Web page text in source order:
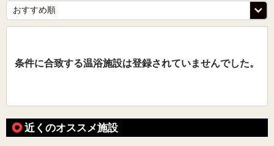
条件に合致する温浴施設は登録されていませんでした。
近くのオススメ施設